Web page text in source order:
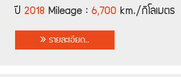
ปี 2018 Mileage : 6,700 km./กิโลเมตร
รายละเอียด..